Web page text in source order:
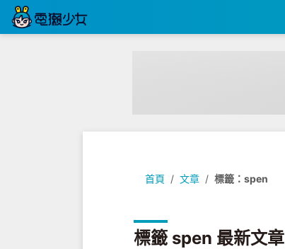
首頁 文章 標籤：spen
標籤 spen 最新文章